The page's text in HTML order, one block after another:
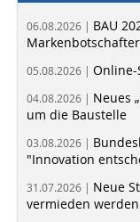
06.08.2026 | BAU
05.08.2026 | Online-
04.08.2026 | Neues
um die Baustelle
03.08.2026 |
"Innovation
31.07.2026 | Neue
vermieden werden